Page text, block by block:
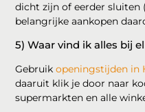
dicht zijn of eerder sluiten
belangrijke aankopen
5) Waar vind ik alles bij
Gebruikopeningstijden in
daaruit klik je door naar
supermarkten en alle